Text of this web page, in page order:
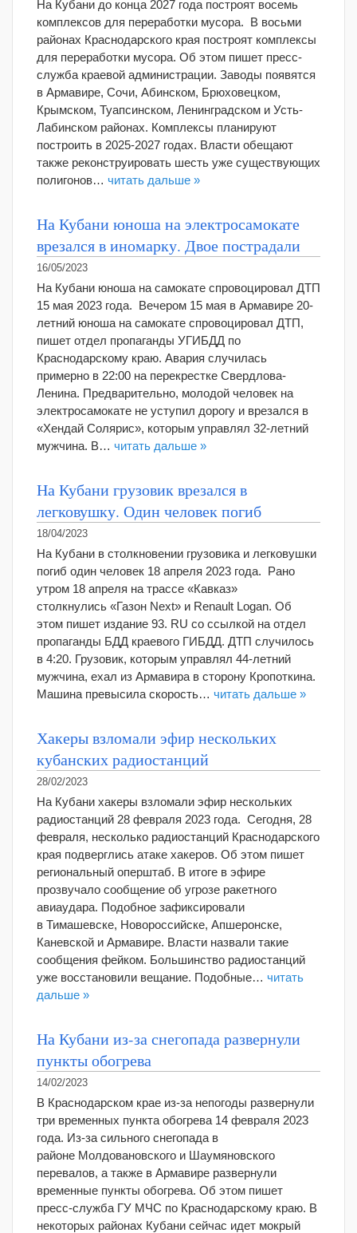
На Кубани до конца 2027 года построят восемь
комплексов для переработки мусора. В восьми
районах Краснодарского края построят комплексы
для переработки мусора. Об этом пишет пресс-
служба краевой администрации. Заводы появятся
в Армавире, Сочи, Абинском, Брюховецком,
Крымском, Туапсинском, Ленинградском и Усть-
Лабинском районах. Комплексы планируют
построить в 2025-2027 годах. Власти обещают
также реконструировать шесть уже существующих
полигонов… читать дальше »
На Кубани юноша на электросамокате
врезался в иномарку. Двое пострадали
16/05/2023
На Кубани юноша на самокате спровоцировал ДТП
15 мая 2023 года. Вечером 15 мая в Армавире 20-
летний юноша на самокате спровоцировал ДТП,
пишет отдел пропаганды УГИБДД по
Краснодарскому краю. Авария случилась
примерно в 22:00 на перекрестке Свердлова-
Ленина. Предварительно, молодой человек на
электросамокате не уступил дорогу и врезался в
«Хендай Солярис», которым управлял 32-летний
мужчина. В… читать дальше »
На Кубани грузовик врезался в
легковушку. Один человек погиб
18/04/2023
На Кубани в столкновении грузовика и легковушки
погиб один человек 18 апреля 2023 года. Рано
утром 18 апреля на трассе «Кавказ»
столкнулись «Газон Next» и Renault Logan. Об
этом пишет издание 93. RU со ссылкой на отдел
пропаганды БДД краевого ГИБДД. ДТП случилось
в 4:20. Грузовик, которым управлял 44-летний
мужчина, ехал из Армавира в сторону Кропоткина.
Машина превысила скорость… читать дальше »
Хакеры взломали эфир нескольких
кубанских радиостанций
28/02/2023
На Кубани хакеры взломали эфир нескольких
радиостанций 28 февраля 2023 года. Сегодня, 28
февраля, несколько радиостанций Краснодарского
края подверглись атаке хакеров. Об этом пишет
региональный оперштаб. В итоге в эфире
прозвучало сообщение об угрозе ракетного
авиаудара. Подобное зафиксировали
в Тимашевске, Новороссийске, Апшеронске,
Каневской и Армавире. Власти назвали такие
сообщения фейком. Большинство радиостанций
уже восстановили вещание. Подобные… читать
дальше »
На Кубани из-за снегопада развернули
пункты обогрева
14/02/2023
В Краснодарском крае из-за непогоды развернули
три временных пункта обогрева 14 февраля 2023
года. Из-за сильного снегопада в
районе Молдовановского и Шаумяновского
перевалов, а также в Армавире развернули
временные пункты обогрева. Об этом пишет
пресс-служба ГУ МЧС по Краснодарскому краю. В
некоторых районах Кубани сейчас идет мокрый